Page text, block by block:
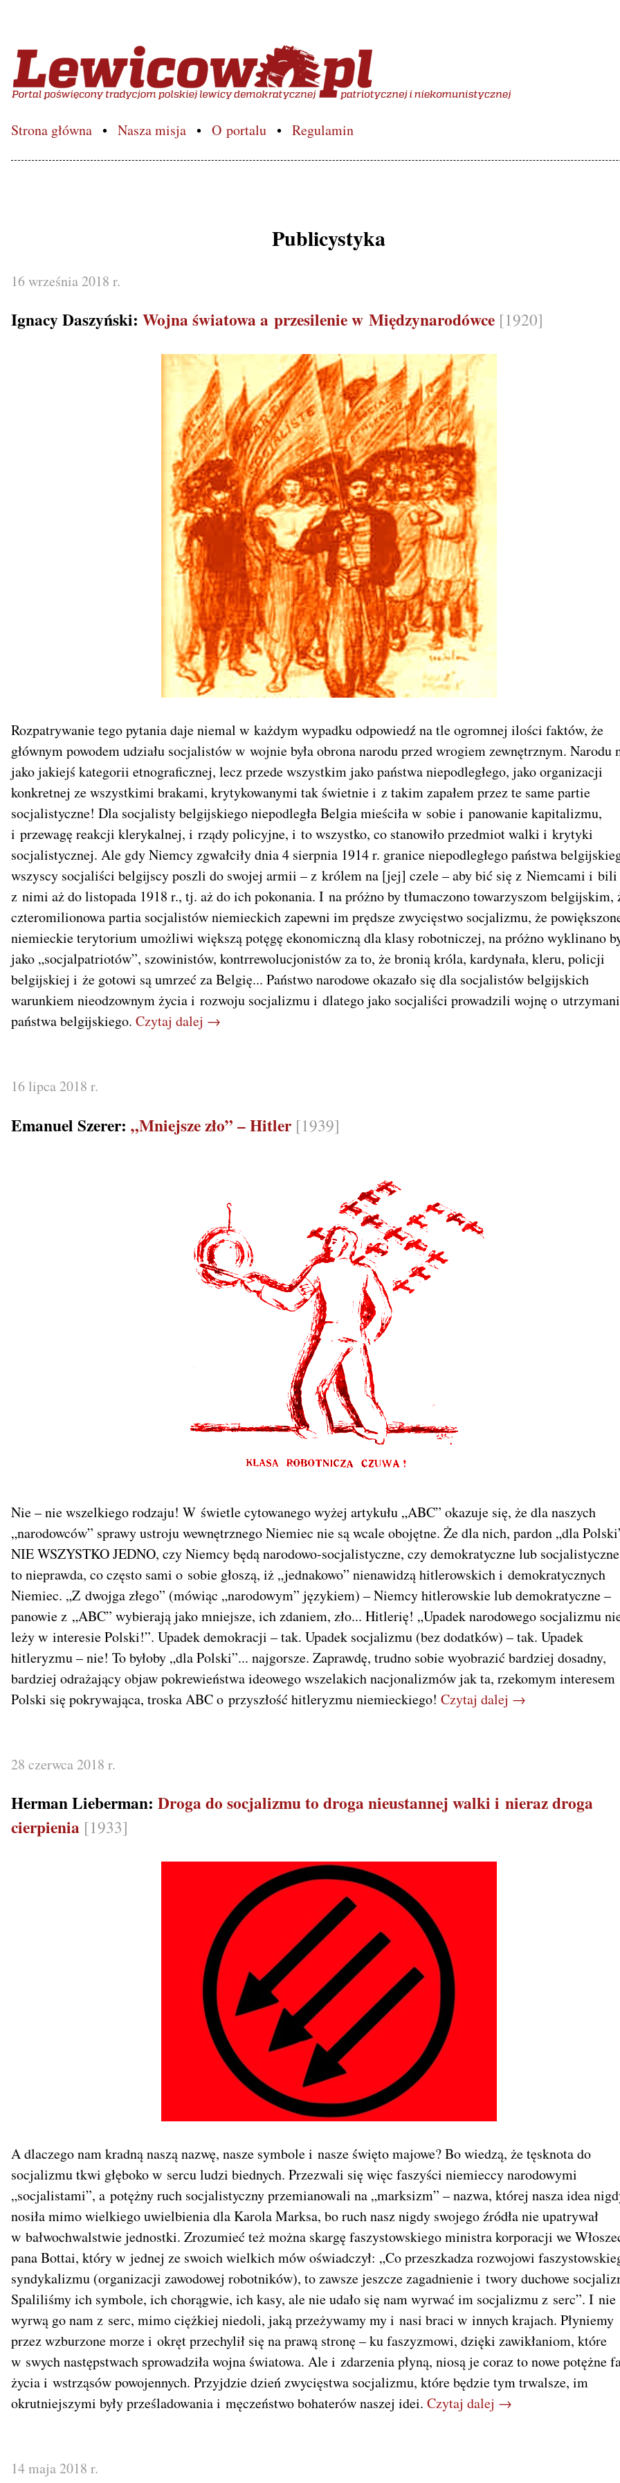
Lewicowo.pl – Portal poświęcony polskiej lewicy
Strona główna Nasza misja O portalu Regulamin
Publicystyka
16 września 2018 r.
Ignacy Daszyński: Wojna światowa a przesilenie w Międzynarodówce [1920]
Rozpatrywanie tego pytania daje niemal w każdym wypadku odpowiedź na tle ogromnej ilości faktów, że
głównym powodem udziału socjalistów w wojnie była obrona narodu przed wrogiem zewnętrznym. Narodu
jako jakiejś kategorii etnograficznej, lecz przede wszystkim jako państwa niepodległego, jako organizacji
konkretnej ze wszystkimi brakami, krytykowanymi tak świetnie i z takim zapałem przez te same partie
socjalistyczne! Dla socjalisty belgijskiego niepodległa Belgia mieściła w sobie i panowanie kapitalizmu,
i przewagę reakcji klerykalnej, i rządy policyjne, i to wszystko, co stanowiło przedmiot walki i krytyki
socjalistycznej. Ale gdy Niemcy zgwałciły dnia 4 sierpnia 1914 r. granice niepodległego państwa
wszyscy socjaliści belgijscy poszli do swojej armii – z królem na [jej] czele – aby bić się z Niemcami i bili
z nimi aż do listopada 1918 r., tj. aż do ich pokonania. I na próżno by tłumaczono towarzyszom belgijskim,
czteromilionowa partia socjalistów niemieckich zapewni im prędsze zwycięstwo socjalizmu, że
niemieckie terytorium umożliwi większą potęgę ekonomiczną dla klasy robotniczej, na próżno wyklinano
jako „socjalpatriotów”, szowinistów, kontrrewolucjonistów za to, że bronią króla, kardynała, kleru, policji
belgijskiej i że gotowi są umrzeć za Belgię... Państwo narodowe okazało się dla socjalistów belgijskich
warunkiem nieodzownym życia i rozwoju socjalizmu i dlatego jako socjaliści prowadzili wojnę o
państwa belgijskiego. Czytaj dalej →
16 lipca 2018 r.
Emanuel Szerer: „Mniejsze zło” – Hitler [1939]
Nie – nie wszelkiego rodzaju! W świetle cytowanego wyżej artykułu „ABC” okazuje się, że dla naszych
„narodowców” sprawy ustroju wewnętrznego Niemiec nie są wcale obojętne. Że dla nich, pardon „dla
NIE WSZYSTKO JEDNO, czy Niemcy będą narodowo-socjalistyczne, czy demokratyczne lub
to nieprawda, co często sami o sobie głoszą, iż „jednakowo” nienawidzą hitlerowskich i demokratycznych
Niemiec. „Z dwojga złego” (mówiąc „narodowym” językiem) – Niemcy hitlerowskie lub demokratyczne –
panowie z „ABC” wybierają jako mniejsze, ich zdaniem, zło... Hitlerię! „Upadek narodowego socjalizmu
leży w interesie Polski!”. Upadek demokracji – tak. Upadek socjalizmu (bez dodatków) – tak. Upadek
hitleryzmu – nie! To byłoby „dla Polski”... najgorsze. Zaprawdę, trudno sobie wyobrazić bardziej dosadny,
bardziej odrażający objaw pokrewieństwa ideowego wszelakich nacjonalizmów jak ta, rzekomym interesem
Polski się pokrywająca, troska ABC o przyszłość hitleryzmu niemieckiego! Czytaj dalej →
28 czerwca 2018 r.
Herman Lieberman: Droga do socjalizmu to droga nieustannej walki i nieraz droga
cierpienia [1933]
A dlaczego nam kradną naszą nazwę, nasze symbole i nasze święto majowe? Bo wiedzą, że tęsknota do
socjalizmu tkwi głęboko w sercu ludzi biednych. Przezwali się więc faszyści niemieccy narodowymi
„socjalistami”, a potężny ruch socjalistyczny przemianowali na „marksizm” – nazwa, której nasza idea
nosiła mimo wielkiego uwielbienia dla Karola Marksa, bo ruch nasz nigdy swojego źródła nie upatrywał
w bałwochwalstwie jednostki. Zrozumieć też można skargę faszystowskiego ministra korporacji we
pana Bottai, który w jednej ze swoich wielkich mów oświadczył: „Co przeszkadza rozwojowi
syndykalizmu (organizacji zawodowej robotników), to zawsze jeszcze zagadnienie i twory duchowe
Spaliliśmy ich symbole, ich chorągwie, ich kasy, ale nie udało się nam wyrwać im socjalizmu z serc”. I nie
wyrwą go nam z serc, mimo ciężkiej niedoli, jaką przeżywamy my i nasi braci w innych krajach. Płyniemy
przez wzburzone morze i okręt przechylił się na prawą stronę – ku faszyzmowi, dzięki zawikłaniom, które
w swych następstwach sprowadziła wojna światowa. Ale i zdarzenia płyną, niosą je coraz to nowe potężne
życia i wstrząsów powojennych. Przyjdzie dzień zwycięstwa socjalizmu, które będzie tym trwalsze, im
okrutniejszymi były prześladowania i męczeństwo bohaterów naszej idei. Czytaj dalej →
14 maja 2018 r.